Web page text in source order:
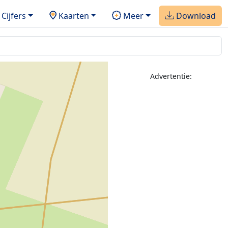
Cijfers Kaarten Meer Download
Advertentie: